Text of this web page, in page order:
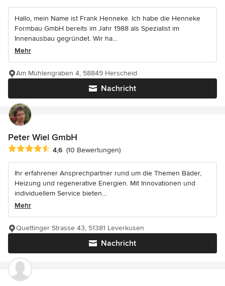
Hallo, mein Name ist Frank Henneke. Ich habe die Henneke
Formbau GmbH bereits im Jahr 1988 als Spezialist im
Innenausbau gegründet. Wir ha...
Mehr
Nachricht
Am Mühlengraben 4, 58849 Herscheid
Peter Wiel GmbH
Durchschnittliche Bewertung: 4.6 von 5 Sternen
4,6 (10 Bewertungen)
Ihr erfahrener Ansprechpartner rund um die Themen Bäder,
Heizung und regenerative Energien. Mit Innovationen und
individuellem Service bieten...
Mehr
Nachricht
Quettinger Strasse 43, 51381 Leverkusen